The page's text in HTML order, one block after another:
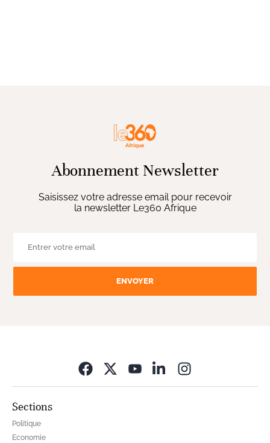
Abonnement Newsletter
Saisissez votre adresse email pour recevoir
la newsletter Le360 Afrique
ENVOYER
Sections
Politique
Economie